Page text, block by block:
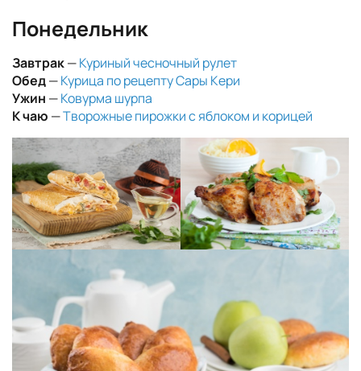
Понедельник
Завтрак—Куриный чесночный рулет
Обед—Курица по рецепту Сары Кери
Ужин —Ковурма шурпа
К чаю —Творожные пирожки с яблоком и корицей